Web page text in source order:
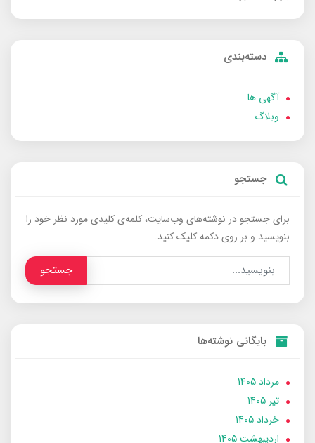
دسته‌بندی
آگهی ها
وبلاگ
جستجو
برای جستجو در نوشته‌های وب‌سایت، کلمه‌ی کلیدی مورد نظر خود را
بنویسید و بر روی دکمه کلیک کنید.
جستجو
بایگانی نوشته‌ها
مرداد 1405
تير 1405
خرداد 1405
ارديبهشت 1405